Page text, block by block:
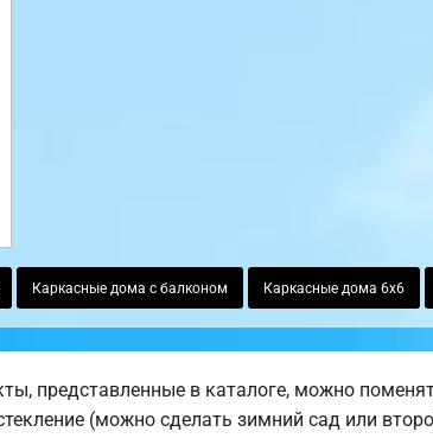
Каркасные дома с балконом Каркасные дома 6х6
представленные в каталоге, можно
(можно сделать зимний сад или